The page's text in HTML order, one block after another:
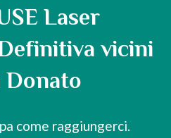
Laser
vicini
Donato
come raggiungerci.